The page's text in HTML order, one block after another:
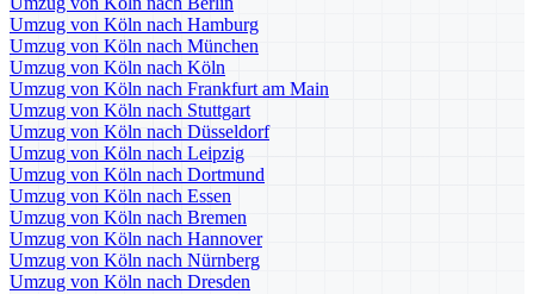
Umzug von Köln nach Hamburg
Umzug von Köln nach München
Umzug von Köln nach Köln
Umzug von Köln nach Frankfurt am Main
Umzug von Köln nach Stuttgart
Umzug von Köln nach Düsseldorf
Umzug von Köln nach Leipzig
Umzug von Köln nach Dortmund
Umzug von Köln nach Essen
Umzug von Köln nach Bremen
Umzug von Köln nach Hannover
Umzug von Köln nach Nürnberg
Umzug von Köln nach Dresden